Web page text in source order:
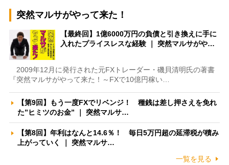
突然マルサがやって来た！
【最終回】1億6000万円の負債と引き換えに手に
入れたプライスレスな経験 ｜ 突然マルサがや…
2009年12月に発行された元FXトレーダー・磯貝清明氏の著書
『突然マルサがやって来た！～FXで10億円稼い…
【第9回】もう一度FXでリベンジ！ 種銭は差し押さえを免れ
た”ヒミツのお金” ｜ 突然マルサ…
【第8回】年利はなんと14.6％！ 毎日5万円超の延滞税が積み
上がっていく ｜ 突然マルサ…
一覧を見る